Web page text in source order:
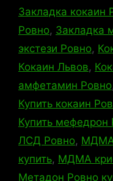
Закладка кокаин
Ровно, Закладка
экстези Ровно,
Кокаин Львов,
амфетамин Ровно
Купить кокаин
Купить мефедрон
ЛСД Ровно,
купить, МДМА
Метадон Ровно